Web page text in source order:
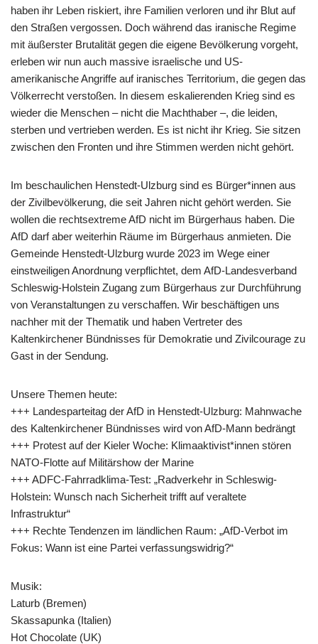
haben ihr Leben riskiert, ihre Familien verloren und ihr Blut auf
den Straßen vergossen. Doch während das iranische Regime
mit äußerster Brutalität gegen die eigene Bevölkerung vorgeht,
erleben wir nun auch massive israelische und US-
amerikanische Angriffe auf iranisches Territorium, die gegen das
Völkerrecht verstoßen. In diesem eskalierenden Krieg sind es
wieder die Menschen – nicht die Machthaber –, die leiden,
sterben und vertrieben werden. Es ist nicht ihr Krieg. Sie sitzen
zwischen den Fronten und ihre Stimmen werden nicht gehört.
Im beschaulichen Henstedt-Ulzburg sind es Bürger*innen aus
der Zivilbevölkerung, die seit Jahren nicht gehört werden. Sie
wollen die rechtsextreme AfD nicht im Bürgerhaus haben. Die
AfD darf aber weiterhin Räume im Bürgerhaus anmieten. Die
Gemeinde Henstedt-Ulzburg wurde 2023 im Wege einer
einstweiligen Anordnung verpflichtet, dem AfD-Landesverband
Schleswig-Holstein Zugang zum Bürgerhaus zur Durchführung
von Veranstaltungen zu verschaffen. Wir beschäftigen uns
nachher mit der Thematik und haben Vertreter des
Kaltenkirchener Bündnisses für Demokratie und Zivilcourage zu
Gast in der Sendung.
Unsere Themen heute:
+++ Landesparteitag der AfD in Henstedt-Ulzburg: Mahnwache
des Kaltenkirchener Bündnisses wird von AfD-Mann bedrängt
+++ Protest auf der Kieler Woche: Klimaaktivist*innen stören
NATO-Flotte auf Militärshow der Marine
+++ ADFC-Fahrradklima-Test: „Radverkehr in Schleswig-
Holstein: Wunsch nach Sicherheit trifft auf veraltete
Infrastruktur“
+++ Rechte Tendenzen im ländlichen Raum: „AfD-Verbot im
Fokus: Wann ist eine Partei verfassungswidrig?“
Musik:
Laturb (Bremen)
Skassapunka (Italien)
Hot Chocolate (UK)